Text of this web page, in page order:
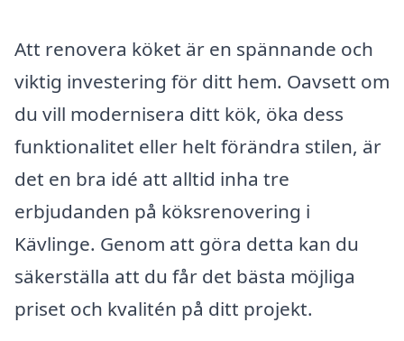
Att renovera köket är en spännande och
viktig investering för ditt hem. Oavsett om
du vill modernisera ditt kök, öka dess
funktionalitet eller helt förändra stilen, är
det en bra idé att alltid inha tre
erbjudanden på köksrenovering i
Kävlinge. Genom att göra detta kan du
säkerställa att du får det bästa möjliga
priset och kvalitén på ditt projekt.